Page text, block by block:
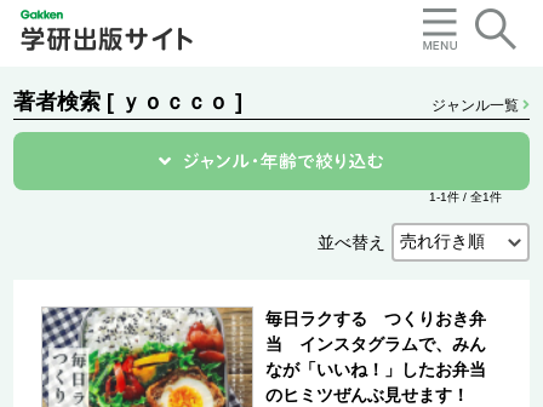
著者検索 [ ｙｏｃｃｏ ] ジャンル一覧
1-1件 / 全1件
並べ替え
毎日ラクする つくりおき弁
当 インスタグラムで、みん
なが「いいね！」したお弁当
のヒミツぜんぶ見せます！